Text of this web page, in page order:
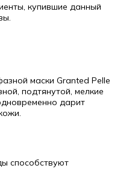
купившие данный
маски Granted Pelle
подтянутой, мелкие
дарит
способствуют